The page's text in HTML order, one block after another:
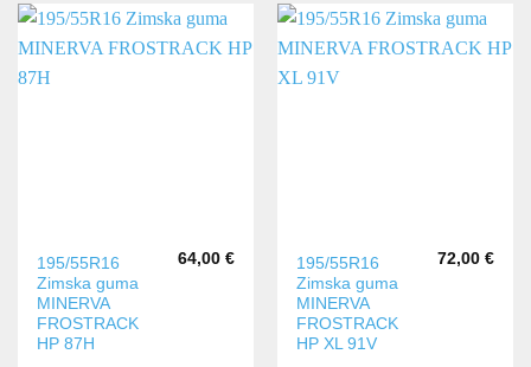
195/55R16
Zimska guma
MINERVA
FROSTRACK
HP 87H
64,00 €
195/55R16
Zimska guma
MINERVA
FROSTRACK
HP XL 91V
72,00 €